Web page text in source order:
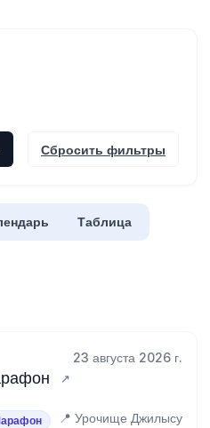
Сбросить фильтры
Таблица
23 августа 2026 г.
📍 Урочище Джилысу